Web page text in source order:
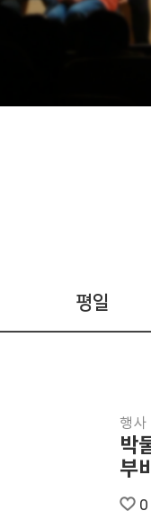
평일
행사
박
부
0